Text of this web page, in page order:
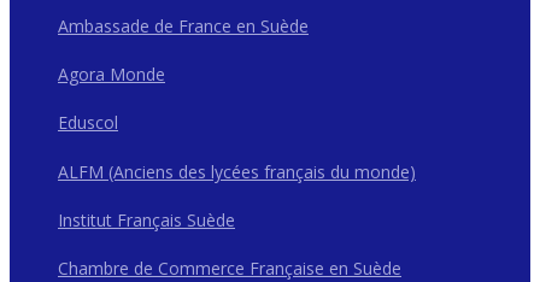
Ambassade de France en Suède
Agora Monde
Eduscol
ALFM (Anciens des lycées français du monde)
Institut Français Suède
Chambre de Commerce Française en Suède